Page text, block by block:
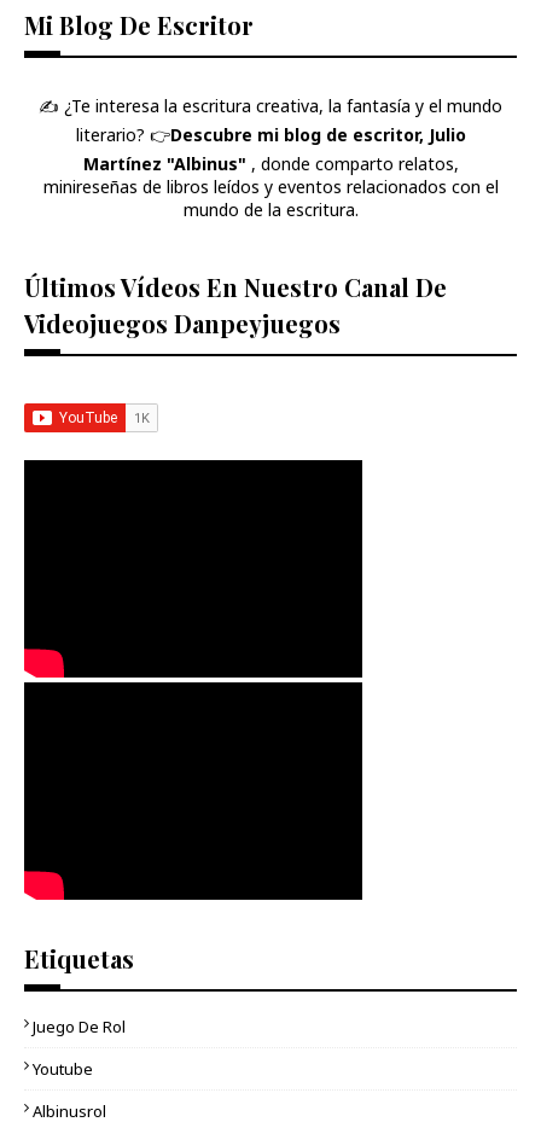
Mi Blog De Escritor
✍️ ¿Te interesa la escritura creativa, la fantasía y el mundo
literario? 👉​Descubre mi blog de escritor, Julio
Martínez "Albinus" , donde comparto relatos,
minireseñas de libros leídos y eventos relacionados con el
mundo de la escritura.
Últimos Vídeos En Nuestro Canal De
Videojuegos Danpeyjuegos
Etiquetas
Juego De Rol
Youtube
Albinusrol